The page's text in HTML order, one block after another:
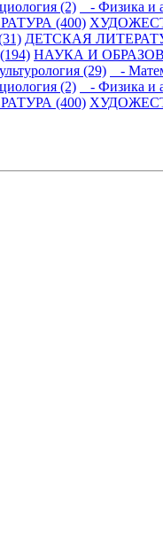
(2) - Физика и
(400)
ДЕТСКАЯ
НАУКА И
(29) -
(2) - Физика и
(400)